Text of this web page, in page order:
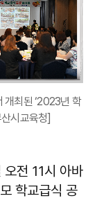
개최된 ‘2023년 학
시교육청]
전 11시 아바
학교급식 공